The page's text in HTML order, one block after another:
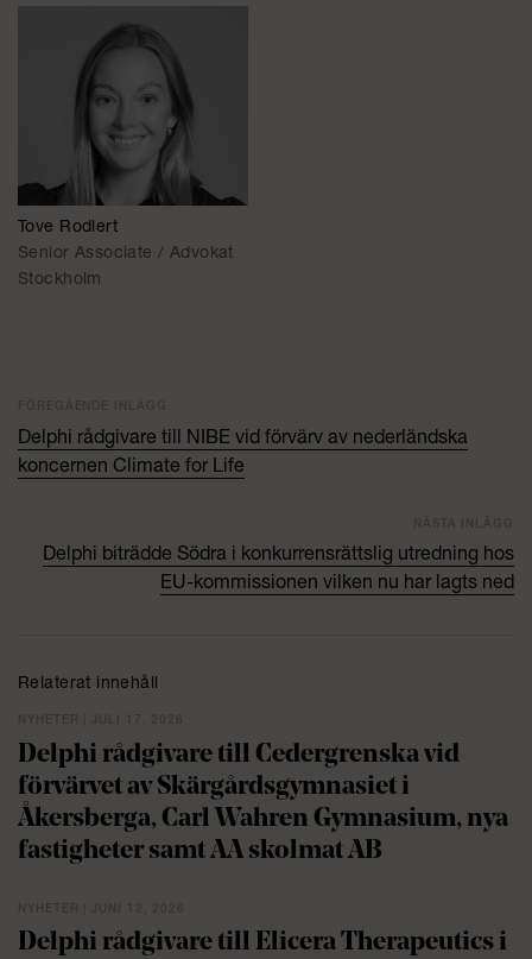
Tove Rodlert
Senior Associate / Advokat
Stockholm
Delphi rådgivare till NIBE vid förvärv av nederländska
koncernen Climate for Life
Delphi biträdde Södra i konkurrensrättslig utredning hos
EU-kommissionen vilken nu har lagts ned
Relaterat innehåll
Delphi rådgivare till Cedergrenska vid
förvärvet av Skärgårdsgymnasiet i
Åkersberga, Carl Wahren Gymnasium, nya
fastigheter samt AA skolmat AB
Delphi rådgivare till Elicera Therapeutics i